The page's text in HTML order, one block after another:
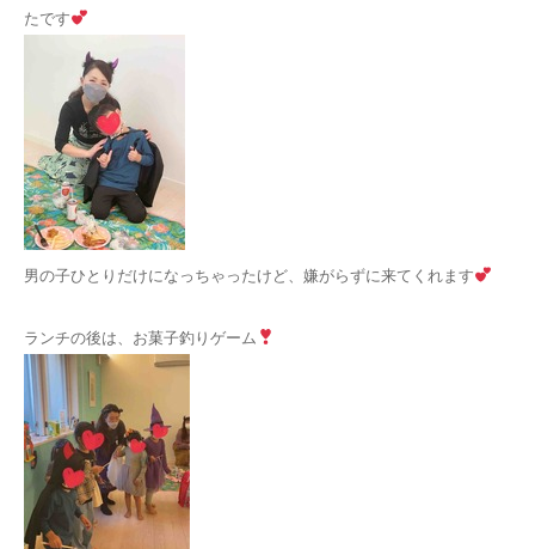
たです
男の子ひとりだけになっちゃったけど、嫌がらずに来てくれます
ランチの後は、お菓子釣りゲーム